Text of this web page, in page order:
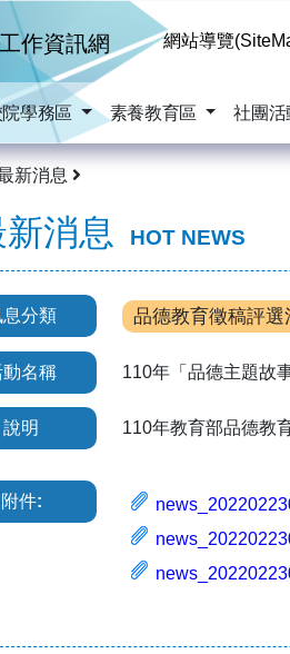
作資訊網 網站導覽
學務區 素養教育區 社團活
新消息
消息 HOT NEWS
息分類 品德教育徵稿評選
動名稱 110年「品德主題故
說明 110年教育部品德教
附件: